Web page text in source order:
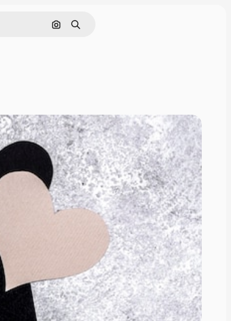
Cerca per immagine
Ricerca